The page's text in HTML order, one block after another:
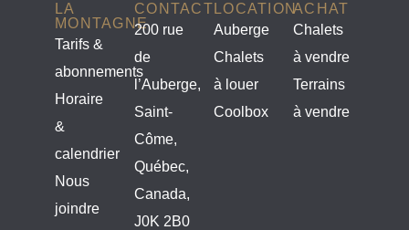
LA
MONTAGNE
Tarifs &
abonnements
Horaire
&
calendrier
Nous
joindre
CONTACT
200 rue
de
l’Auberge,
Saint-
Côme,
Québec,
Canada,
J0K 2B0
LOCATION
Auberge
Chalets
à louer
Coolbox
ACHAT
Chalets
à vendre
Terrains
à vendre